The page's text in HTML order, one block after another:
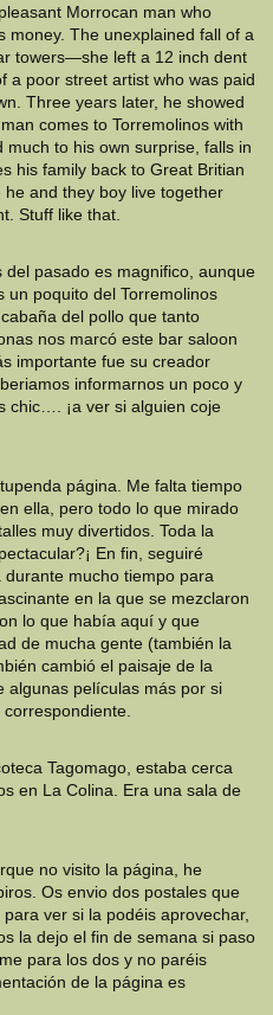
Morrocan man who
money. The unexplained fall of a
towers—she left a 12 inch dent
a poor street artist who was paid
Three years later, he showed
comes to Torremolinos with
much to his own surprise, falls in
his family back to Great Britian
and they boy live together
Stuff like that.
pasado es magnifico, aunque
un poquito del Torremolinos
del pollo que tanto
nos marcó este bar saloon
importante fue su creador
informarnos un poco y
chic…. ¡a ver si alguien coje
página. Me falta tiempo
ella, pero todo lo que mirado
muy divertidos. Toda la
En fin, seguiré
mucho tiempo para
en la que se mezclaron
lo que había aquí y que
de mucha gente (también la
cambió el paisaje de la
algunas películas más por si
Tagomago, estaba cerca
en La Colina. Era una sala de
no visito la página, he
Os envio dos postales que
ver si la podéis aprovechar,
la dejo el fin de semana si paso
para los dos y no paréis
de la página es